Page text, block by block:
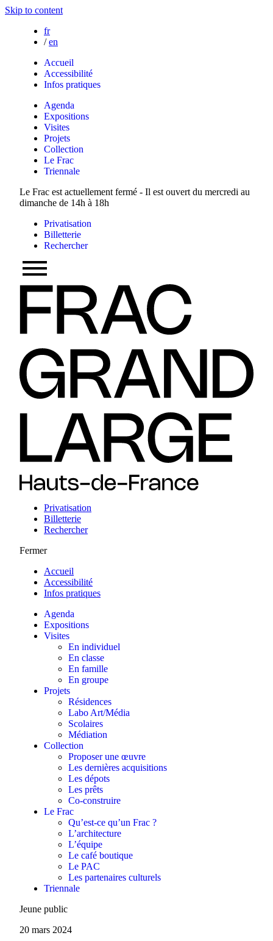
Skip to content
fr
/ en
Accueil
Accessibilité
Infos pratiques
Agenda
Expositions
Visites
Projets
Collection
Le Frac
Triennale
Le Frac est actuellement fermé - Il est ouvert du mercredi au
dimanche de 14h à 18h
Privatisation
Billetterie
Rechercher
Privatisation
Billetterie
Rechercher
Fermer
Accueil
Accessibilité
Infos pratiques
Agenda
Expositions
Visites
En individuel
En classe
En famille
En groupe
Projets
Résidences
Labo Art/Média
Scolaires
Médiation
Collection
Proposer une œuvre
Les dernières acquisitions
Les dépots
Les prêts
Co-construire
Le Frac
Qu’est-ce qu’un Frac ?
L’architecture
L’équipe
Le café boutique
Le PAC
Les partenaires culturels
Triennale
Jeune public
20 mars 2024